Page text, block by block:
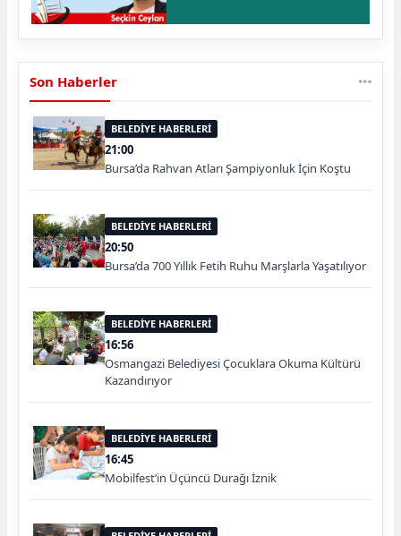
Son Haberler
BELEDİYE HABERLERİ
21:00
Bursa’da Rahvan Atları Şampiyonluk İçin Koştu
BELEDİYE HABERLERİ
20:50
Bursa’da 700 Yıllık Fetih Ruhu Marşlarla Yaşatılıyor
BELEDİYE HABERLERİ
16:56
Osmangazi Belediyesi Çocuklara Okuma Kültürü
Kazandırıyor
BELEDİYE HABERLERİ
16:45
Mobilfest’in Üçüncü Durağı İznik